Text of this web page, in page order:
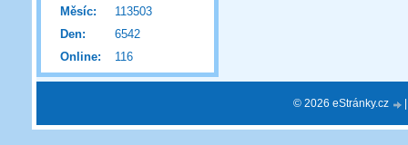
Online: 116
Měsíc:
113503
Den:
6542
© 2026 eStránky.cz